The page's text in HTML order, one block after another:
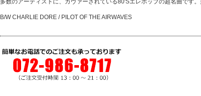
多数のアーティストに、カヴァーされている80'Sエレポップの超名曲です。
B/W CHARLIE DORE / PILOT OF THE AIRWAVES